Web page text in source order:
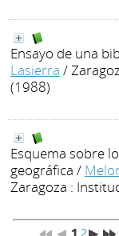
Ensayo de una
Lasierra /
(1988)
Esquema sobre
geográfica /
Zaragoza :
1 2